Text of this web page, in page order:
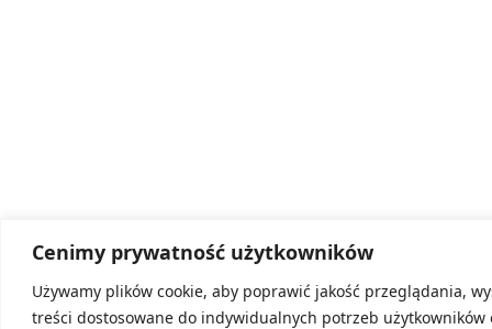
Cenimy prywatność użytkowników
Używamy plików cookie, aby poprawić jakość przeglądania,
treści dostosowane do indywidualnych potrzeb użytkowników